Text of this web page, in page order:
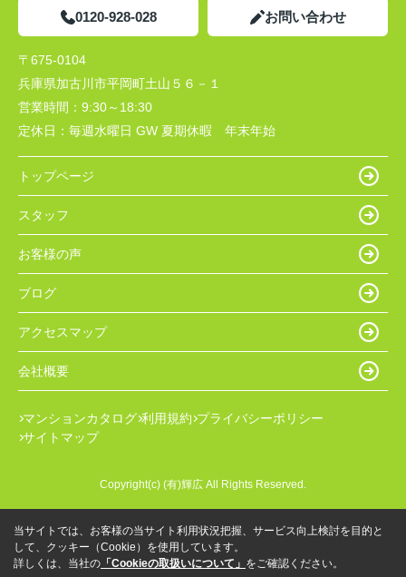
0120-928-028 お問い合わせ
〒675-0104
兵庫県加古川市平岡町土山５６－１
営業時間： 9:30～18:30
定休日： 毎週水曜日 GW 夏期休暇 年末年始
トップページ
スタッフ
お客様の声
ブログ
アクセスマップ
会社概要
マンションカタログ 利用規約 プライバシーポリシー
サイトマップ
Copyright(c) (有)輝広 All Rights Reserved.
当サイトでは、お客様の当サイト利用状況把握、サービス向上検討を目的と
して、クッキー（Cookie）を使用しています。
詳しくは、当社の 「Cookieの取扱いについて」 をご確認ください。